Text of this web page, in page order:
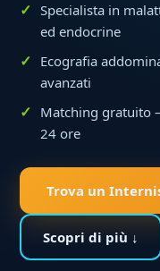
Specialista in
ed endocrine
Ecografia
avanzati
Matching gratuito
24 ore
Trova un
Scopri di più ↓